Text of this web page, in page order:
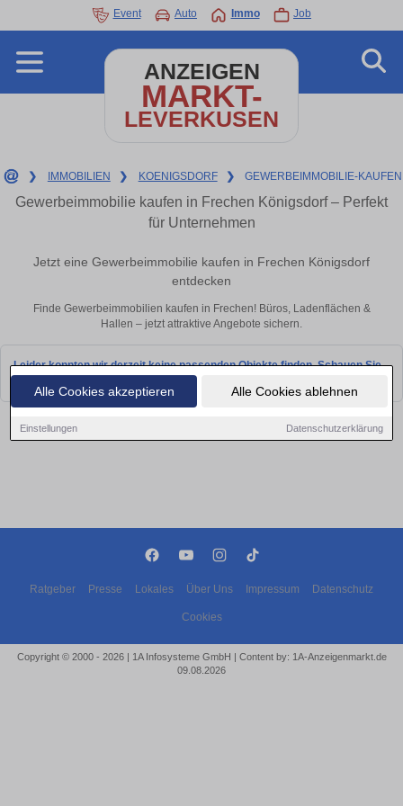
Alle Cookies akzeptieren Alle Cookies ablehnen
Einstellungen Datenschutzerklärung
Event Auto Immo Job
ANZEIGEN
MARKT-
LEVERKUSEN
❯ IMMOBILIEN ❯ KOENIGSDORF ❯ GEWERBEIMMOBILIE-KAUFEN
Gewerbeimmobilie kaufen in Frechen Königsdorf – Perfekt
für Unternehmen
Jetzt eine Gewerbeimmobilie kaufen in Frechen Königsdorf
entdecken
Finde Gewerbeimmobilien kaufen in Frechen! Büros, Ladenflächen &
Hallen – jetzt attraktive Angebote sichern.
Leider konnten wir derzeit keine passenden Objekte finden. Schauen Sie
Ratgeber Presse Lokales Über Uns Impressum Datenschutz
Cookies
Copyright © 2000 - 2026 | 1A Infosysteme GmbH | Content by: 1A-Anzeigenmarkt.de
09.08.2026